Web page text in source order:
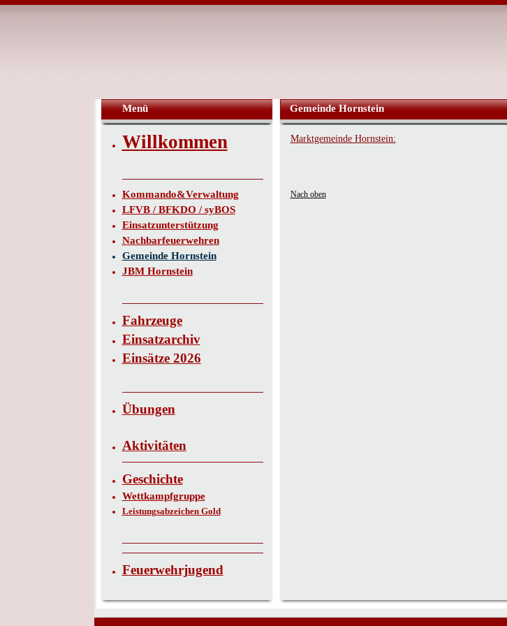
Menü
Willkommen
Kommando&Verwaltung
LFVB / BFKDO / syBOS
Einsatzunterstützung
Nachbarfeuerwehren
Gemeinde Hornstein
JBM Hornstein
Fahrzeuge
Einsatzarchiv
Einsätze 2026
Übungen
Aktivitäten
Geschichte
Wettkampfgruppe
Leistungsabzeichen Gold
Feuerwehrjugend
Gemeinde Hornstein
Marktgemeinde Hornstein:
Nach oben